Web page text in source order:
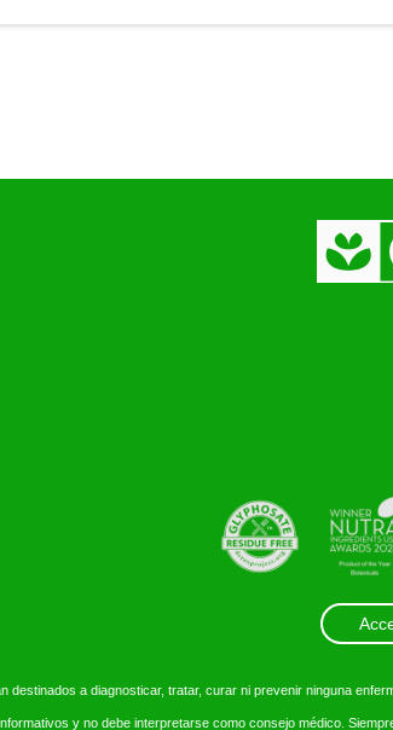
a diagnosticar, tratar, curar ni prevenir ninguna
y no debe interpretarse como consejo médico.